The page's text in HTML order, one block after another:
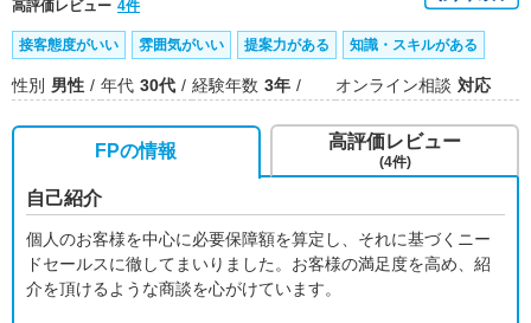
高評価レビュー 4件
接客態度がいい 雰囲気がいい 提案力がある 知識・スキルがある
性別 男性 年代 30代 経験年数 3年 オンライン相談 対応
FPの情報
自己紹介
個人のお客様を中心に必要保障額を算定し、それに基づくニー
ドセールスに徹してまいりました。お客様の満足度を高め、紹
介を頂けるような商談を心がけています。
高評価レビュー
(4件)